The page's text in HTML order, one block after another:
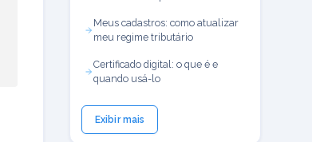
Meus cadastros: como atualizar
meu regime tributário
Certificado digital: o que é e
quando usá-lo
Exibir mais